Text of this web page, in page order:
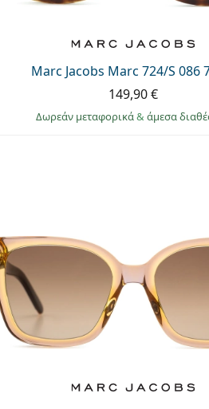
Marc Jacobs Marc 724/S 086
149,90 €
Δωρεάν μεταφορικά& άμεσα